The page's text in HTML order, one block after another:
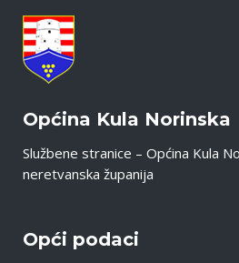
Općina Kula Norinska
Službene stranice – Općina Kula
neretvanska županija
Opći podaci